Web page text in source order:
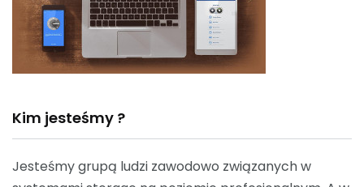
Kim jesteśmy ?
Jesteśmy grupą ludzi zawodowo związanych w